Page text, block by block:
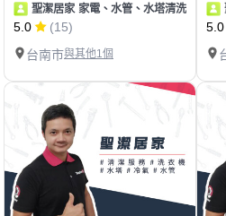
聖潔居家 家電、水管、水塔清洗 地板止
5.0
(15)
台南市與其他1個
5.0